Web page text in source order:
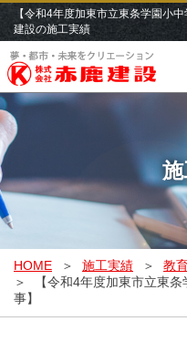
【令和4年度加東市立東条学園小
建設の施工実績
HOME 施工実績
教
【令和4年度加東市立東
事】